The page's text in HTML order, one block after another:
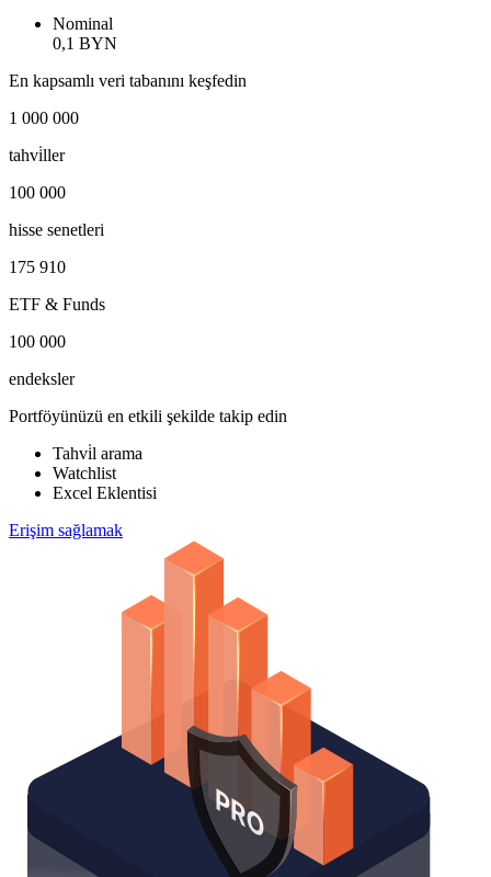
Nominal
0,1 BYN
En kapsamlı veri tabanını keşfedin
1 000 000
tahvi̇ller
100 000
hisse senetleri
175 910
ETF & Funds
100 000
endeksler
Portföyünüzü en etkili şekilde takip edin
Tahvi̇l arama
Watchlist
Excel Eklentisi
Erişim sağlamak